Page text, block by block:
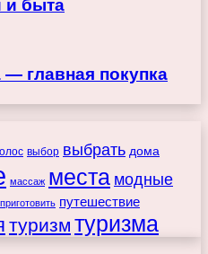
и быта
главная покупка
выбор выбрать дома
массаж места модные
приготовить путешествие
туризм туризма